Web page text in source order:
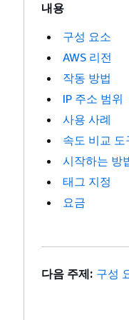
내용
구성 요소
AWS 리전
작동 방법
IP 주소 범위
사용 사례
속도 비교 도
시작하는 방
태그 지정
요금
다음 주제: 구성